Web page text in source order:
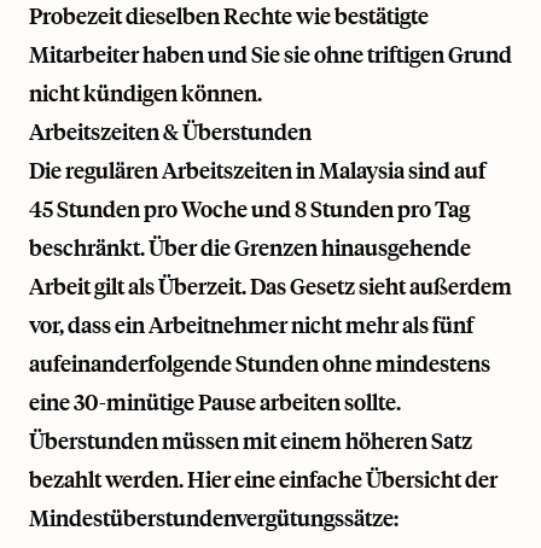
Probezeit dieselben Rechte wie bestätigte
Mitarbeiter haben und Sie sie ohne triftigen Grund
nicht kündigen können.
Arbeitszeiten & Überstunden
Die regulären Arbeitszeiten in Malaysia sind auf
45 Stunden pro Woche und 8 Stunden pro Tag
beschränkt. Über die Grenzen hinausgehende
Arbeit gilt als Überzeit. Das Gesetz sieht außerdem
vor, dass ein Arbeitnehmer nicht mehr als fünf
aufeinanderfolgende Stunden ohne mindestens
eine 30-minütige Pause arbeiten sollte.
Überstunden müssen mit einem höheren Satz
bezahlt werden. Hier eine einfache Übersicht der
Mindestüberstundenvergütungssätze: